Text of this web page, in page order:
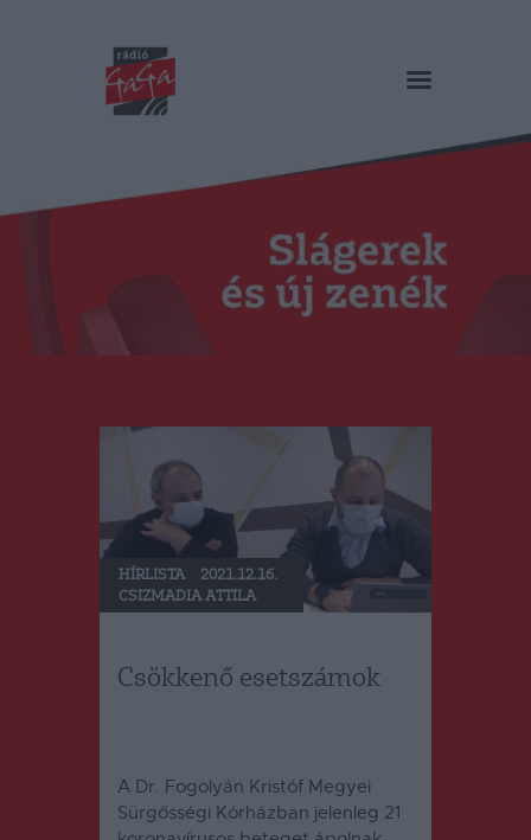
RÁDIÓ GAGA
Műsorok
Duma Duba
Podcast és videók
Stáb
Kapcsolat
HÍRLISTA
2021.12.16.
CSIZMADIA ATTILA
Csökkenő esetszámok
A Dr. Fogolyán Kristóf Megyei
Sürgősségi Kórházban jelenleg 21